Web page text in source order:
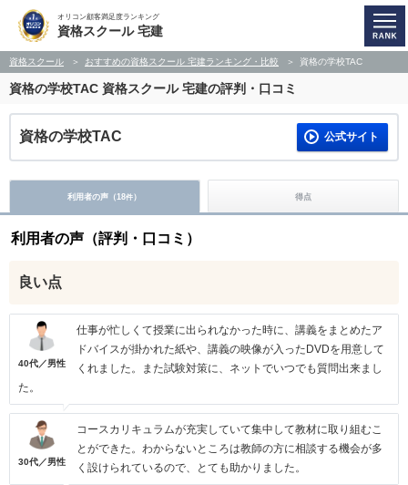
オリコン顧客満足度ランキング
資格スクール 宅建
資格スクール おすすめの資格スクール 宅建ランキング・比較 資格の学校TAC
資格の学校TAC 資格スクール 宅建の評判・口コミ
資格の学校TAC 公式サイト
利用者の声（18件） 得点
利用者の声（評判・口コミ）
良い点
40代／男性
仕事が忙しくて授業に出られなかった時に、講義をまとめたア
ドバイスが掛かれた紙や、講義の映像が入ったDVDを用意して
くれました。また試験対策に、ネットでいつでも質問出来まし
た。
30代／男性
コースカリキュラムが充実していて集中して教材に取り組むこ
とができた。わからないところは教師の方に相談する機会が多
く設けられているので、とても助かりました。